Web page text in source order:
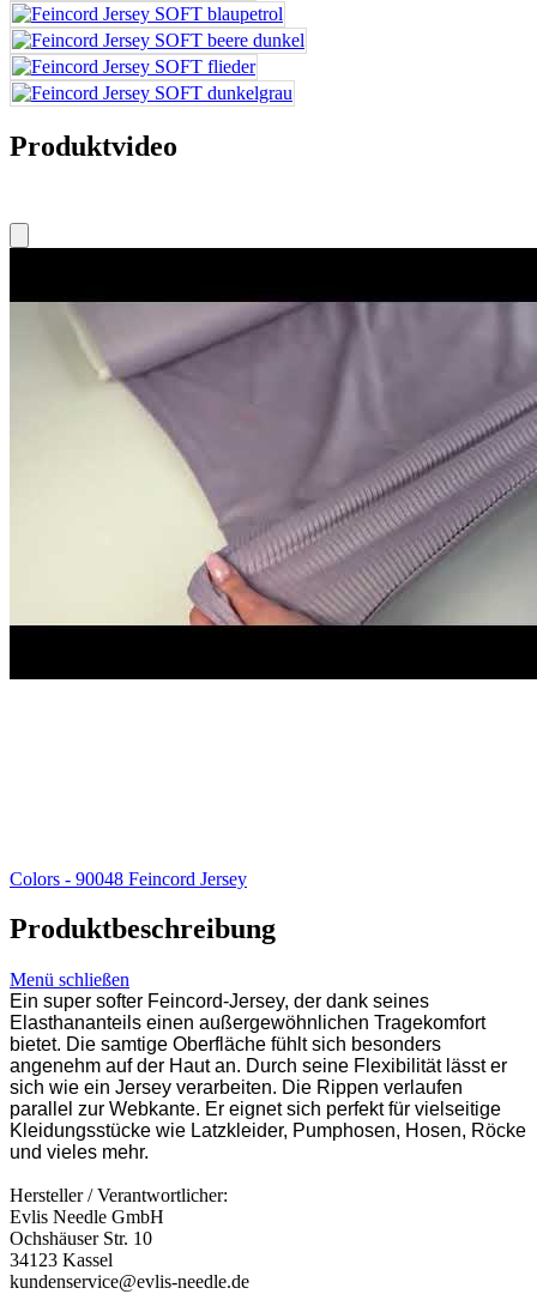
Produktvideo
Colors - 90048 Feincord Jersey
Produktbeschreibung
Menü schließen
Ein super softer Feincord-Jersey, der dank seines
Elasthananteils einen außergewöhnlichen Tragekomfort
bietet. Die samtige Oberfläche fühlt sich besonders
angenehm auf der Haut an. Durch seine Flexibilität lässt er
sich wie ein Jersey verarbeiten. Die Rippen verlaufen
parallel zur Webkante. Er eignet sich perfekt für vielseitige
Kleidungsstücke wie Latzkleider, Pumphosen, Hosen, Röcke
und vieles mehr.
Hersteller / Verantwortlicher:
Evlis Needle GmbH
Ochshäuser Str. 10
34123 Kassel
kundenservice@evlis-needle.de